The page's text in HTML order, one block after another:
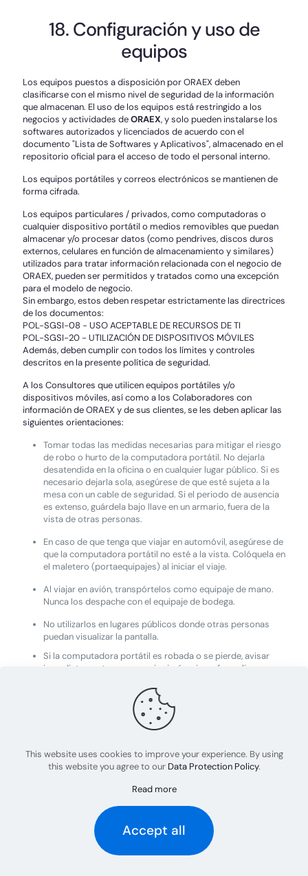
18. Configuración y uso de
equipos
Los equipos puestos a disposición por ORAEX deben
clasificarse con el mismo nivel de seguridad de la información
que almacenan. El uso de los equipos está restringido a los
negocios y actividades deORAEX, y solo pueden instalarse los
softwares autorizados y licenciados de acuerdo con el
documento "Lista de Softwares y Aplicativos", almacenado en el
repositorio oficial para el acceso de todo el personal interno.
Los equipos portátiles y correos electrónicos se mantienen de
forma cifrada.
Los equipos particulares / privados, como computadoras o
cualquier dispositivo portátil o medios removibles que puedan
almacenar y/o procesar datos (como pendrives, discos duros
externos, celulares en función de almacenamiento y similares)
utilizados para tratar información relacionada con el negocio de
ORAEX, pueden ser permitidos y tratados como una excepción
para el modelo de negocio.
Sin embargo, estos deben respetar estrictamente las directrices
de los documentos:
POL-SGSI-08 - USO ACEPTABLE DE RECURSOS DE TI
POL-SGSI-20 - UTILIZACIÓN DE DISPOSITIVOS MÓVILES
Además, deben cumplir con todos los límites y controles
descritos en la presente política de seguridad.
A los Consultores que utilicen equipos portátiles y/o
dispositivos móviles, así como a los Colaboradores con
información de ORAEX y de sus clientes, se les deben aplicar las
siguientes orientaciones:
Tomar todas las medidas necesarias para mitigar el riesgo
de robo o hurto de la computadora portátil. No dejarla
desatendida en la oficina o en cualquier lugar público. Si es
necesario dejarla sola, asegúrese de que esté sujeta a la
mesa con un cable de seguridad. Si el periodo de ausencia
es extenso, guárdela bajo llave en un armario, fuera de la
vista de otras personas.
En caso de que tenga que viajar en automóvil, asegúrese de
que la computadora portátil no esté a la vista. Colóquela en
el maletero (portaequipajes) al iniciar el viaje.
Al viajar en avión, transpórtelos como equipaje de mano.
Nunca los despache con el equipaje de bodega.
No utilizarlos en lugares públicos donde otras personas
puedan visualizar la pantalla.
Si la computadora portátil es robada o se pierde, avisar
inmediatamente a su superior jerárquico y formalizar un
Los mismos principios son aplicables a otras
computadoras portátiles, tales como: dispositivos
móviles, smartphones y tablets corporativos, pendrives,
En casos de mantenimiento de equipos, como computadoras
portátiles, estos deben permanecer bajo la custodia de
ORAEX
o del proveedor contratado para el suministro del activo.
por un proceso de limpieza que incluya la eliminación segura de
toda la información contenida en él. Cuando sea necesario, se
debe gestionar la sustitución del equipo para garantizar la
continuidad de la prestación de servicios.
This website uses cookies to improve your experience. By using
this website you agree to our Data Protection Policy.
Read more
Accept all